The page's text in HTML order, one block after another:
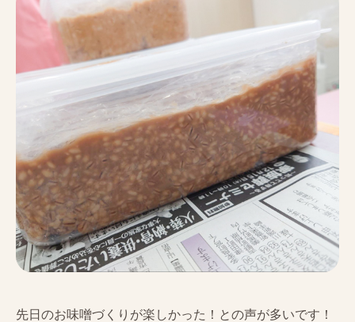
先日のお味噌づくりが楽しかった！との声が多いです！